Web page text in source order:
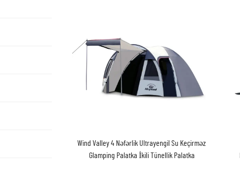
Wind Valley 4 Nəfərlik Ultrayengil Su Keçirməz
Glamping Palatka İkili Tünellik Palatka